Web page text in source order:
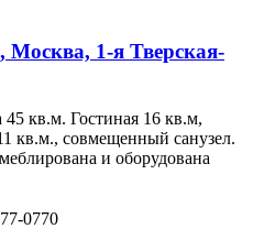
Москва, 1-я Тверская-
45 кв.м. Гостиная 16 кв.м,
кв.м., совмещенный санузел.
и оборудована
0770